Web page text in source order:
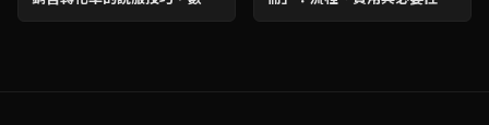
分析助力業績爆發
整分析